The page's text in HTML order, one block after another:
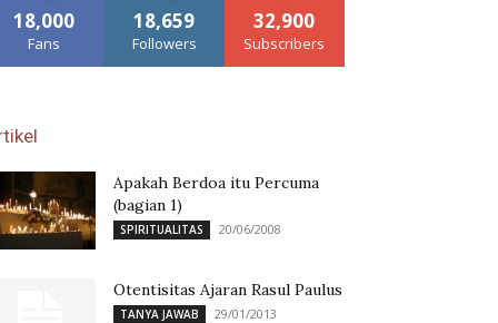
18,000
Fans
18,659
Followers
32,900
Subscribers
Apakah Berdoa itu Percuma
(bagian 1)
SPIRITUALITAS 20/06/2008
Otentisitas Ajaran Rasul Paulus
TANYA JAWAB 29/01/2013